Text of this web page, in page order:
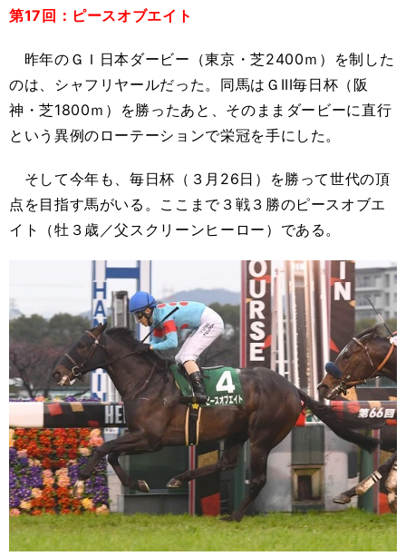
第17回：ピースオブエイト
昨年のＧＩ日本ダービー（東京・芝2400ｍ）を制した
のは、シャフリヤールだった。同馬はＧIII毎日杯（阪
神・芝1800ｍ）を勝ったあと、そのままダービーに直行
という異例のローテーションで栄冠を手にした。
そして今年も、毎日杯（３月26日）を勝って世代の頂
点を目指す馬がいる。ここまで３戦３勝のピースオブエ
イト（牡３歳／父スクリーンヒーロー）である。